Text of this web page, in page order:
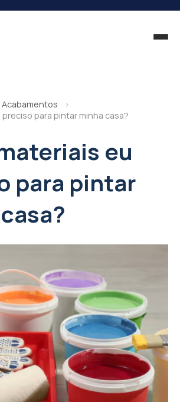
Acabamentos
para pintar minha casa?
eu
para pintar